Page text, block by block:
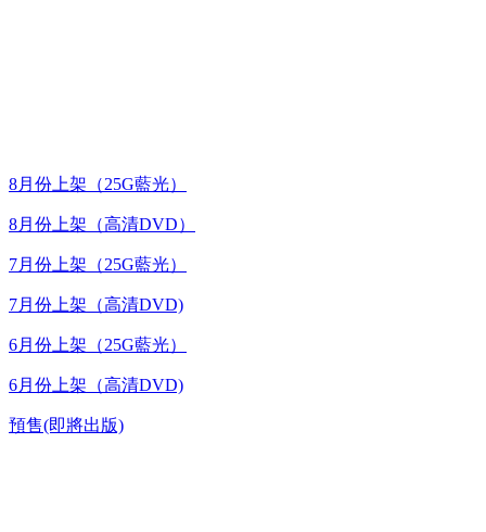
8月份上架（25G藍光）
8月份上架（高清DVD）
7月份上架（25G藍光）
7月份上架（高清DVD)
6月份上架（25G藍光）
6月份上架（高清DVD)
預售(即將出版)